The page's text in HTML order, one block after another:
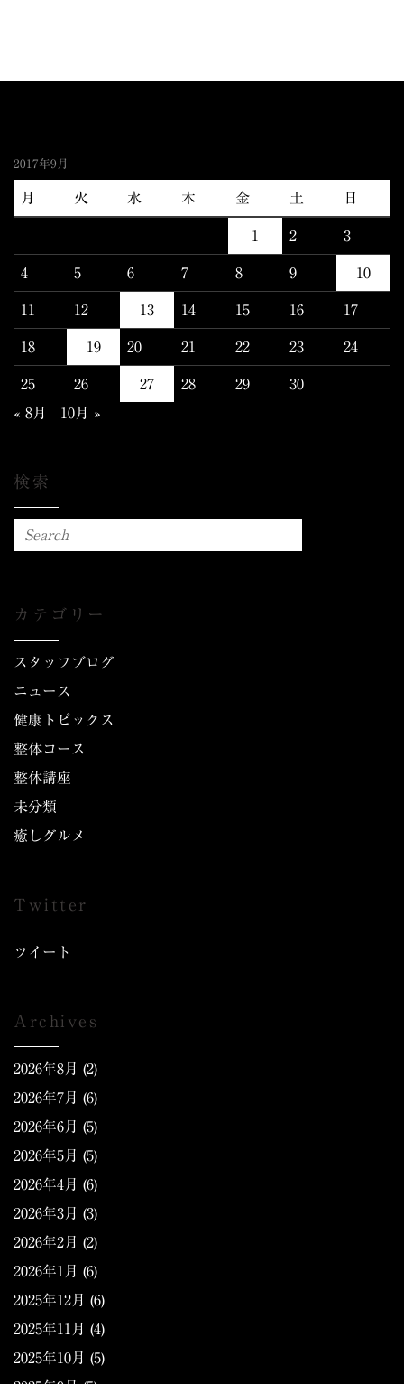
2017年9月
月 火 水 木 金 土 日
1 2 3
4 5 6 7 8 9 10
11 12 13 14 15 16 17
18 19 20 21 22 23 24
25 26 27 28 29
30
« 8月
10月 »
検索
カテゴリー
スタッフブログ
ニュース
健康トピックス
整体コース
整体講座
未分類
癒しグルメ
Twitter
ツイート
Archives
2026年8月 (2)
2026年7月 (6)
2026年6月 (5)
2026年5月 (5)
2026年4月 (6)
2026年3月 (3)
2026年2月 (2)
2026年1月 (6)
2025年12月 (6)
2025年11月 (4)
2025年10月 (5)